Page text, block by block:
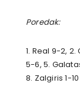
Poredak:
1. Real 9-2,
5-6, 5.
8. Zalgiris 1-10